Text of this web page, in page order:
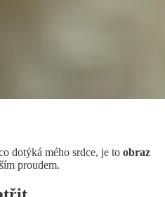
dotýká mého srdce, je to obraz
proudem.